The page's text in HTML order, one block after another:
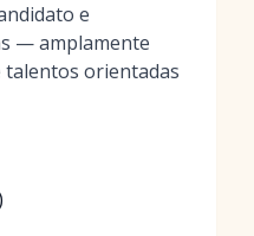
e
— amplamente
orientadas